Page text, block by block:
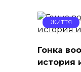
ЖИТТЯ
Гонка
история